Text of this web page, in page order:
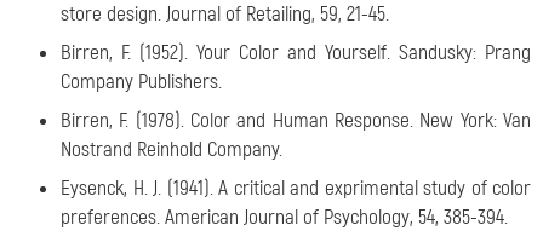
store design. Journal of Retailing, 59, 21-45.
Birren, F. (1952). Your Color and Yourself. Sandusky: Prang
Company Publishers.
Birren, F. (1978). Color and Human Response. New York: Van
Nostrand Reinhold Company.
Eysenck, H. J. (1941). A critical and exprimental study of color
preferences. American Journal of Psychology, 54, 385-394.